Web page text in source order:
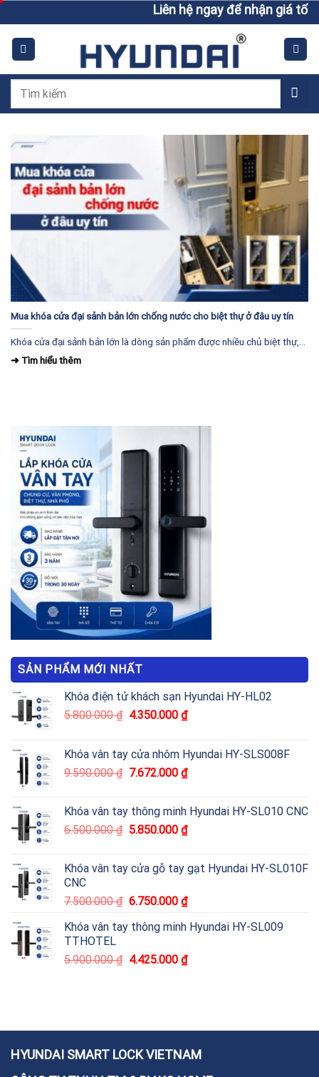
to
content
Liên hệ ngay để nhận giá tốt
Tìm
Mua khóa cửa đại sảnh bản lớn chống nước cho biệt thự ở đâu uy tín
Khóa cửa đại sảnh bản lớn là dòng sản phẩm được nhiều chủ biệt thự,...
SẢN PHẨM MỚI NHẤT
Khóa điện tử khách sạn Hyundai HY-HL02
5.800.000₫ 4.350.000 ₫
Khóa vân tay cửa nhôm Hyundai HY-SLS008F
9.590.000₫ 7.672.000 ₫
Khóa vân tay thông minh Hyundai HY-SL010 CNC
6.500.000₫ 5.850.000 ₫
Khóa vân tay cửa gỗ tay gạt Hyundai HY-SL010F
CNC
7.500.000₫ 6.750.000 ₫
Khóa vân tay thông minh Hyundai HY-SL009
TTHOTEL
5.900.000₫ 4.425.000 ₫
HYUNDAI SMART LOCK VIETNAM